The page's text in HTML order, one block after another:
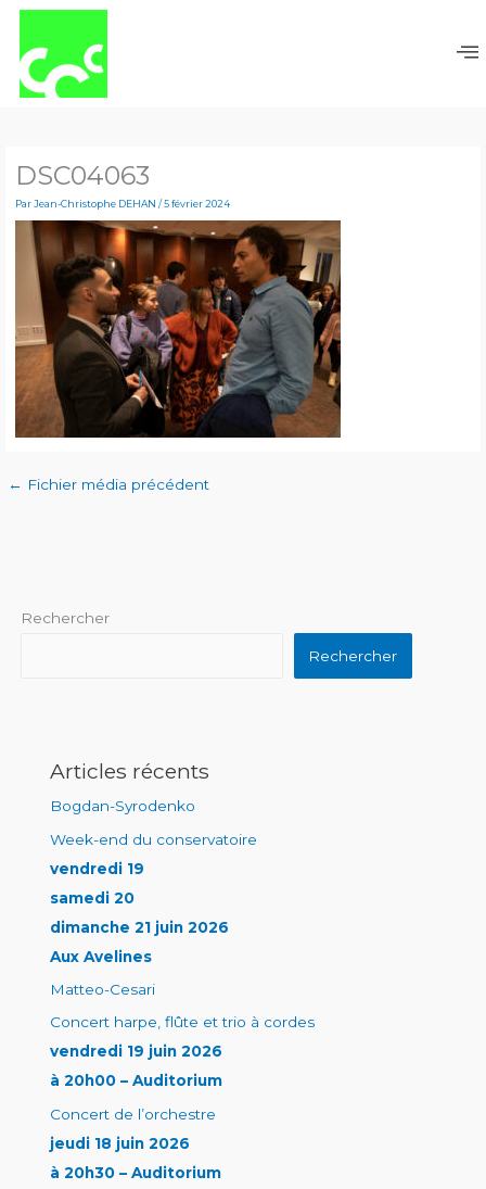
DSC04063
ParJean-Christophe DEHAN /5 février 2024
← Fichier média précédent
Rechercher
Rechercher
Articles récents
Bogdan-Syrodenko
Week-end du conservatoire
vendredi 19
samedi 20
dimanche 21 juin 2026
Aux Avelines
Matteo-Cesari
Concert harpe, flûte et trio à cordes
vendredi 19 juin 2026
à 20h00 – Auditorium
Concert de l’orchestre
jeudi 18 juin 2026
à 20h30 – Auditorium